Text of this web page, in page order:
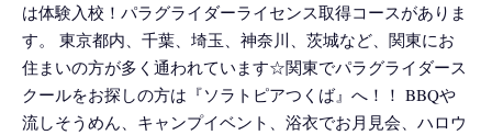
は体験入校！パラグライダーライセンス取得コースがありま
す。 東京都内、千葉、埼玉、神奈川、茨城など、関東にお
住まいの方が多く通われています☆関東でパラグライダース
クールをお探しの方は『ソラトピアつくば』へ！！ BBQや
流しそうめん、キャンプイベント、浴衣でお月見会、ハロウ